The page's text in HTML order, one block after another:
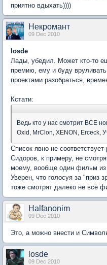
приятно вдыхать))))
Некромант
09 Dec 2010
losde
Лады, убедил. Может кто-то
премию, ему и буду
проектами разобраться,
Кстати:
Ведь кто у нас смотрит ВСЕ
Oxid, MrClon, XENON, Erceck,
Список явно не
Сидоров, к примеру, не
моему, вообще один фильм из
Уверен, что голосуя за "приз
тоже смотрят далеко не все
Halfanonim
09 Dec 2010
Это, а можно внести и
losde
09 Dec 2010